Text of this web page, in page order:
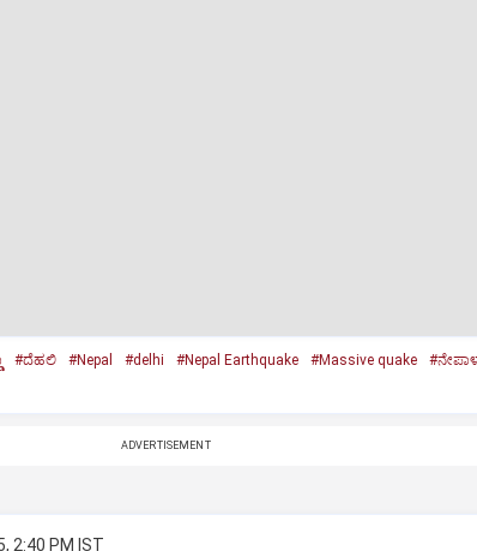
#ದೆಹಲಿ #Nepal #delhi #Nepal Earthquake #Massive quake
ADVERTISEMENT
2:40 PM IST